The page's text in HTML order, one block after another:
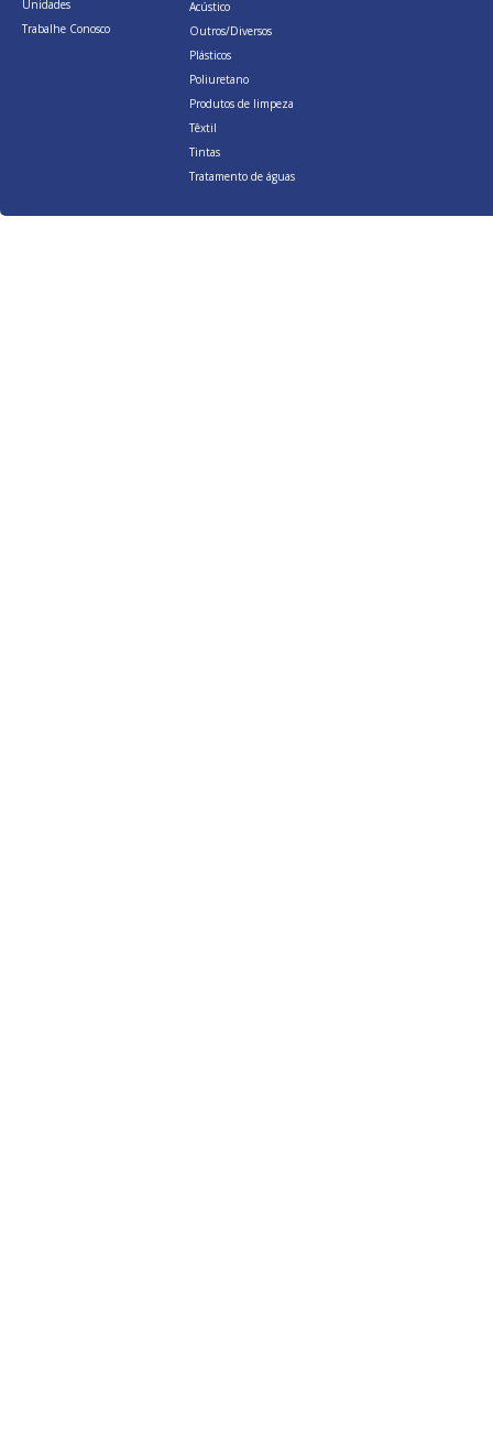
Unidades
Trabalhe Conosco
Acústico
Outros/Diversos
Plásticos
Poliuretano
Produtos de limpeza
Têxtil
Tintas
Tratamento de águas